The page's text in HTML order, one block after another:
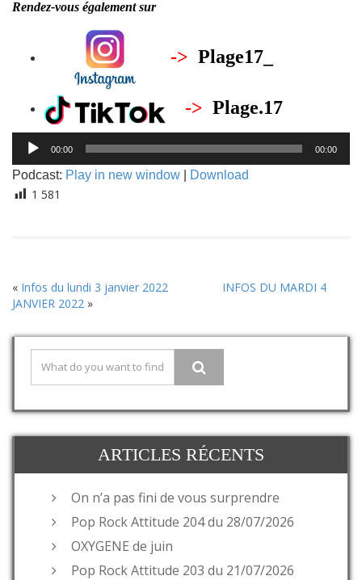
Rendez-vous également sur
-> Plage17_
-> Plage.17
Lecteur
audio
00:00 00:00
Podcast: Play in new window Download
1 581
« Infos du lundi 3 janvier 2022
INFOS DU MARDI 4
JANVIER 2022 »
ARTICLES RÉCENTS
On n’a pas fini de vous surprendre
Pop Rock Attitude 204 du 28/07/2026
OXYGENE de juin
Pop Rock Attitude 203 du 21/07/2026